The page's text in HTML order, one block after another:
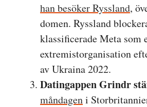
han besöker Ryssland,
domen. Ryssland
klassificerade Meta som
extremistorganisation
av Ukraina 2022.
Datingappen Grindr
måndageni